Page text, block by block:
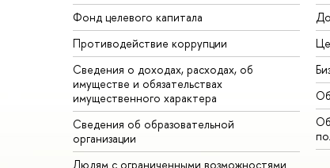
Фонд целевого капитала
Противодействие коррупции
Сведения о доходах, расходах, об
имуществе и обязательствах
имущественного характера
Сведения об образовательной
организации
Людям с ограниченными возможностями